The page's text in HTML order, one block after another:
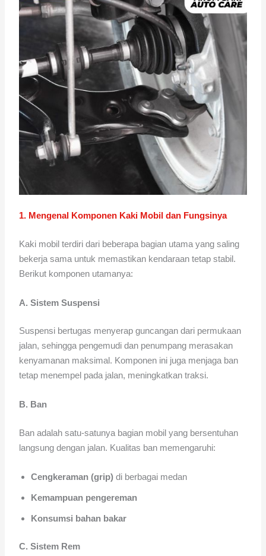
1. Mengenal Komponen Kaki Mobil dan Fungsinya
Kaki mobil terdiri dari beberapa bagian utama yang saling
bekerja sama untuk memastikan kendaraan tetap stabil.
Berikut komponen utamanya:
A. Sistem Suspensi
Suspensi bertugas menyerap guncangan dari permukaan
jalan, sehingga pengemudi dan penumpang merasakan
kenyamanan maksimal. Komponen ini juga menjaga ban
tetap menempel pada jalan, meningkatkan traksi.
B. Ban
Ban adalah satu-satunya bagian mobil yang bersentuhan
langsung dengan jalan. Kualitas ban memengaruhi:
Cengkeraman (grip) di berbagai medan
Kemampuan pengereman
Konsumsi bahan bakar
C. Sistem Rem